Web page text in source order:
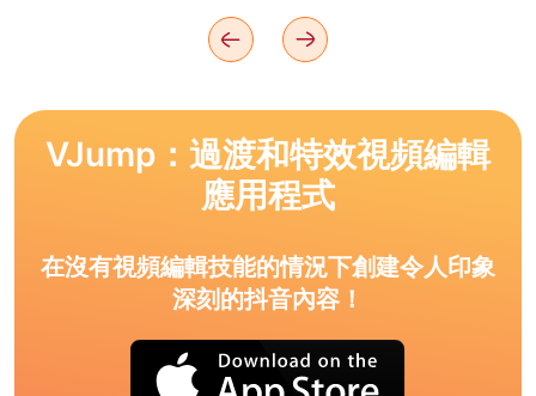
VJump：過渡和特效視頻編輯
應用程式
在沒有視頻編輯技能的情況下創建令人印象
深刻的抖音內容！